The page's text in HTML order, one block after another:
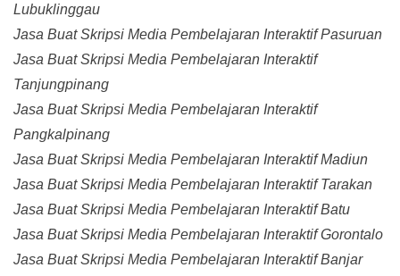
Lubuklinggau
Jasa Buat Skripsi Media Pembelajaran Interaktif Pasuruan
Jasa Buat Skripsi Media Pembelajaran Interaktif
Tanjungpinang
Jasa Buat Skripsi Media Pembelajaran Interaktif
Pangkalpinang
Jasa Buat Skripsi Media Pembelajaran Interaktif Madiun
Jasa Buat Skripsi Media Pembelajaran Interaktif Tarakan
Jasa Buat Skripsi Media Pembelajaran Interaktif Batu
Jasa Buat Skripsi Media Pembelajaran Interaktif Gorontalo
Jasa Buat Skripsi Media Pembelajaran Interaktif Banjar